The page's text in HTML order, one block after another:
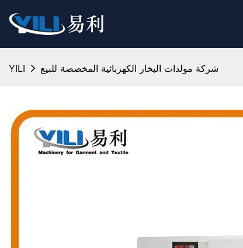
YILI شركة مولدات البخار الكهربائية المخصصة للبيع